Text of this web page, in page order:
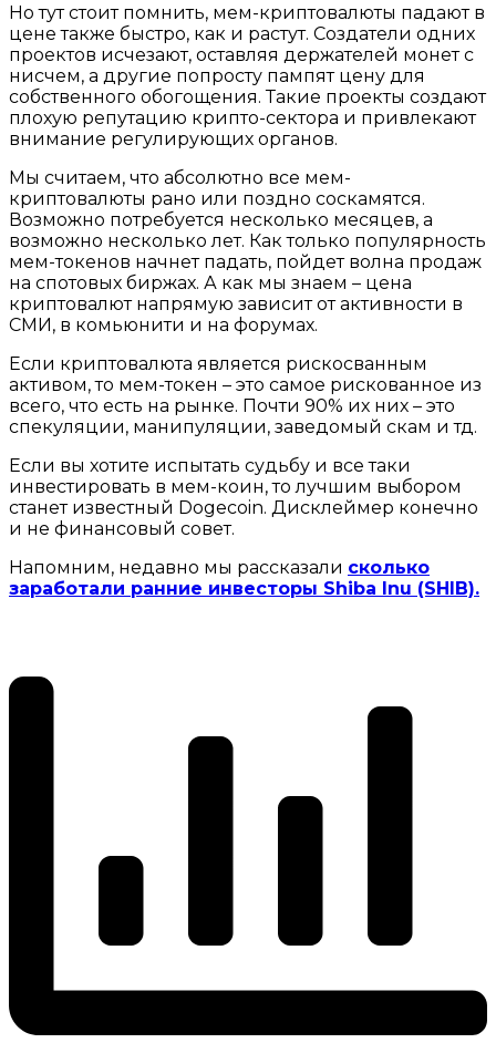
Но тут стоит помнить, мем-криптовалюты падают в
цене также быстро, как и растут. Создатели одних
проектов исчезают, оставляя держателей монет с
нисчем, а другие попросту пампят цену для
собственного обогощения. Такие проекты создают
плохую репутацию крипто-сектора и привлекают
внимание регулирующих органов.
Мы считаем, что абсолютно все мем-
криптовалюты рано или поздно соскамятся.
Возможно потребуется несколько месяцев, а
возможно несколько лет. Как только популярность
мем-токенов начнет падать, пойдет волна продаж
на спотовых биржах. А как мы знаем – цена
криптовалют напрямую зависит от активности в
СМИ, в комьюнити и на форумах.
Если криптовалюта является рискосванным
активом, то мем-токен – это самое рискованное из
всего, что есть на рынке. Почти 90% их них – это
спекуляции, манипуляции, заведомый скам и тд.
Если вы хотите испытать судьбу и все таки
инвестировать в мем-коин, то лучшим выбором
станет известный Dogecoin. Дисклеймер конечно
и не финансовый совет.
Напомним, недавно мы рассказали сколько
заработали ранние инвесторы Shiba Inu (SHIB).